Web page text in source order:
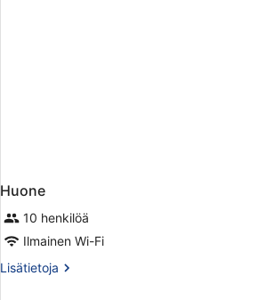
Huone
10 henkilöä
Ilmainen Wi-Fi
Lisätietoja
Lisätietoja